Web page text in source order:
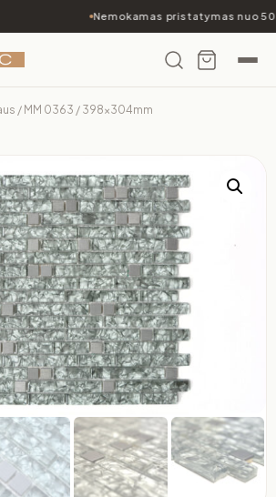
Nemokamas pristatymas nuo
/ MM 0363 / 398x304mm